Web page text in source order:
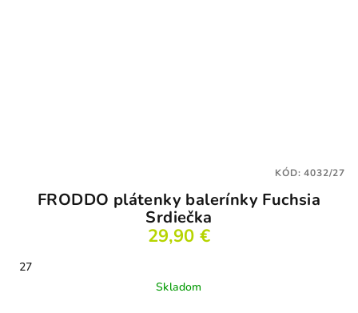
FRODDO plátenky balerínky Fuchsia
Srdiečka
29,90 €
27
Skladom
KÓD:4032/27